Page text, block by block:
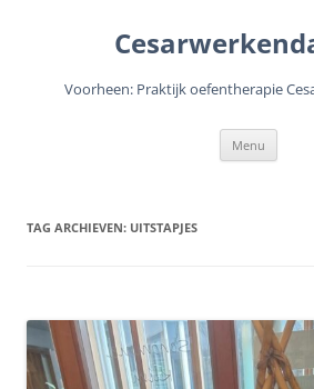
Voorheen: Praktijk oefentherapie
Menu
TAG ARCHIEVEN: UITSTAPJES